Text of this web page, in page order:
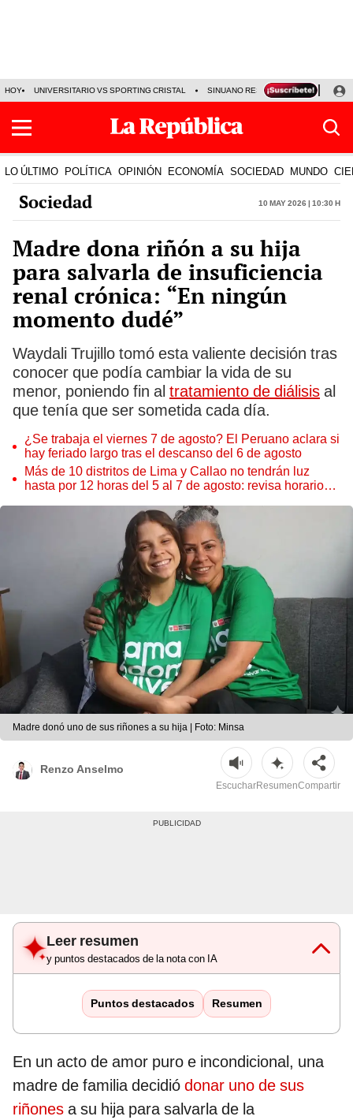
HOY UNIVERSITARIO VS SPORTING CRISTAL SINUANO RESULTADOS HOY
LO ÚLTIMO POLÍTICA OPINIÓN ECONOMÍA SOCIEDAD MUNDO
Sociedad 10 May 2026 | 10:30 h
Madre dona riñón a su hija
para salvarla de insuficiencia
renal crónica: “En ningún
momento dudé”
Waydali Trujillo tomó esta valiente decisión tras
conocer que podía cambiar la vida de su
menor, poniendo fin al tratamiento de diálisis al
que tenía que ser sometida cada día.
¿Se trabaja el viernes 7 de agosto? El Peruano aclara si
hay feriado largo tras el descanso del 6 de agosto
Más de 10 distritos de Lima y Callao no tendrán luz
hasta por 12 horas del 5 al 7 de agosto: revisa horarios y
Madre donó uno de sus riñones a su hija | Foto: Minsa
Renzo Anselmo
EscucharResumenCompartir
Leer resumen
y puntos destacados de la nota con IA
Puntos destacados Resumen
En un acto de amor puro e incondicional, una
madre de familia decidió donar uno de sus
riñones a su hija para salvarla de la